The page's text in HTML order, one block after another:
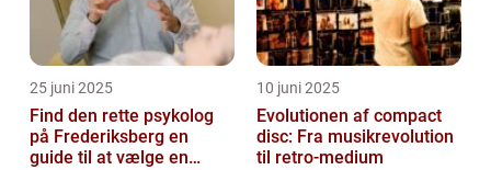
25 juni 2025
Find den rette psykolog
på Frederiksberg en
guide til at vælge en
10 juni 2025
Evolutionen af compact
disc: Fra musikrevolution
til retro-medium